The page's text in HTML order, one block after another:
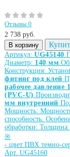
Отзывы 0
2 738 руб.
В корзину
Артикул: UG45140
Диаметр: 140 мм
Конструкция:
фитинг под клей
рабочее давление
(PVC-U)
мм внутренний
Мощность:
способность:
обработки: Толщина:
※
- цвет ПВХ темно-
Арт. UG45160